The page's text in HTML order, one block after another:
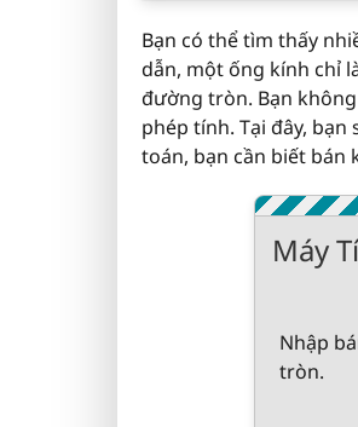
Bạn có thể tìm thấy
dẫn, một ống kính chỉ
đường tròn. Bạn
phép tính. Tại đây,
toán, bạn cần biết bán
Máy
Nhập
tròn.